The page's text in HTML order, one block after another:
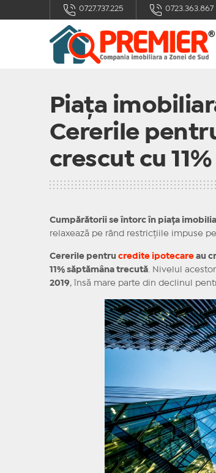
0727.737.225 0723.363.867
Piaţa
Cererile
crescut cu
Cumpărătorii se întorc în piaţa
relaxează pe rând restricţiile impuse
Cererile pentru credite ipotecareau
11% săptămâna trecută. Nivelul
2019, însă mare parte din declinul